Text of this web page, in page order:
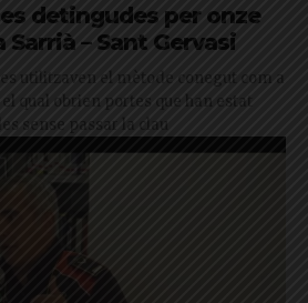
detingudes per onze
– Sant Gervasi
utilitzaven el mètode conegut com a
qual obrien portes que han estat
sense passar la clau